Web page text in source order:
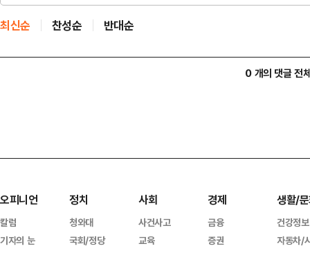
최신순 찬성순 반대순
0 개의 댓글 전
오피니언
칼럼
기자의 눈
정치
청와대
국회/정당
사회
사건사고
교육
경제
금융
증권
생활/
건강정보
자동차/